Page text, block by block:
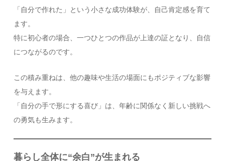
「自分で作れた」という小さな成功体験が、自己肯定感を育て
ます。
特に初心者の場合、一つひとつの作品が上達の証となり、自信
につながるのです。
この積み重ねは、他の趣味や生活の場面にもポジティブな影響
を与えます。
「自分の手で形にする喜び」は、年齢に関係なく新しい挑戦へ
の勇気も生みます。
暮らし全体に“余白”が生まれる